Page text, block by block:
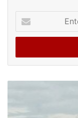
your
Email